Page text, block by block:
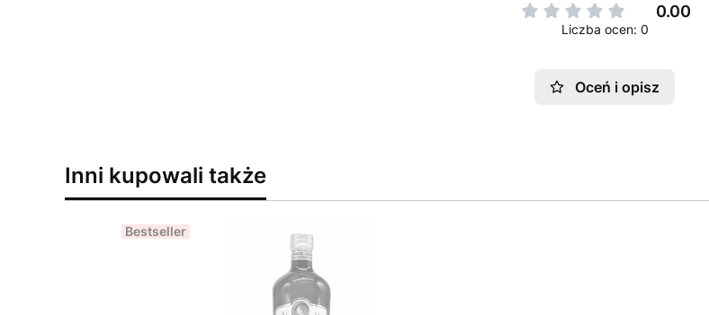
0.00
Liczba ocen: 0
Oceń i opisz
Inni kupowali także
Bestseller